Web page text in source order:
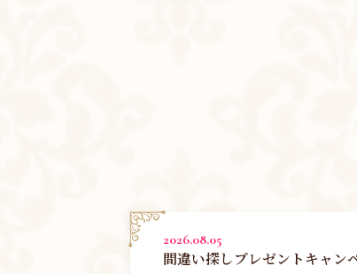
2026.08.05
間違い探しプレゼントキャン